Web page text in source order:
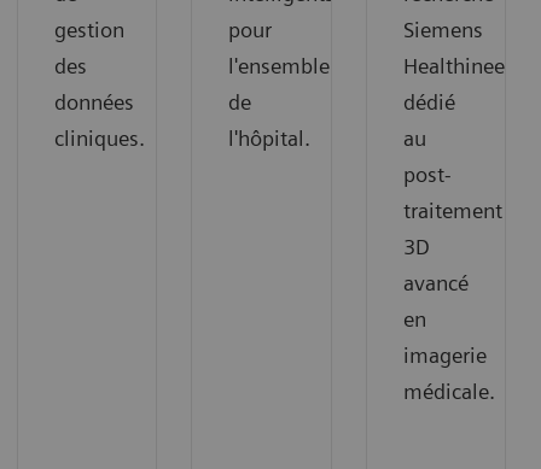
gestion
des
données
cliniques.
pour
l'ensemble
de
l'hôpital.
Siemens
Healthineers
dédié
au
post-
traitement
3D
avancé
en
imagerie
médicale.